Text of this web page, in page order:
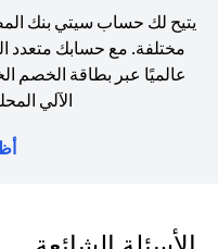
يتيح لك حساب سيتي بنك
مختلفة. مع حسابك متعدد
عالميًا عبر بطاقة الخصم
الآلي